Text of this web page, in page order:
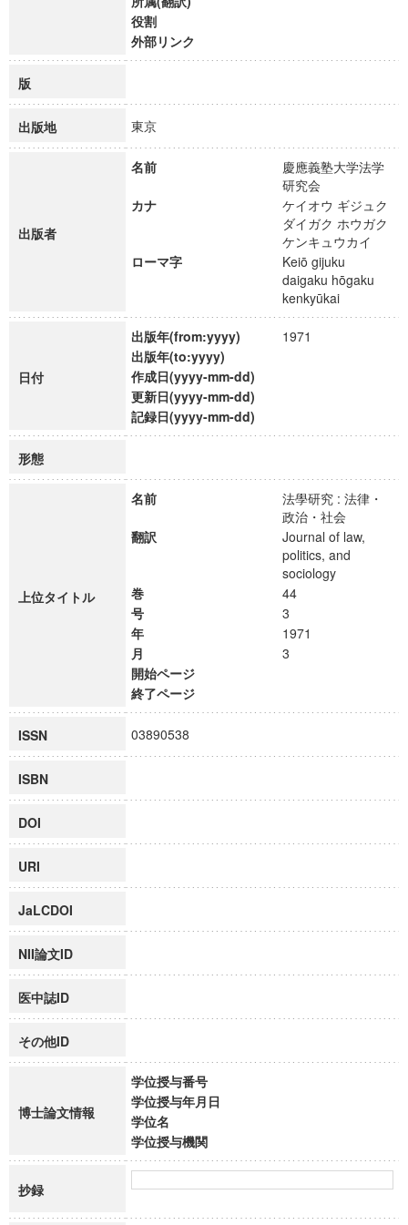
役割
外部リンク
版
出版地 東京
出版者
名前
慶應義塾大学法学
研究会
カナ
ケイオウ ギジュク
ダイガク ホウガク
ケンキュウカイ
ローマ字
Keiō gijuku
daigaku hōgaku
kenkyūkai
日付
出版年(from:yyyy)
1971
出版年(to:yyyy)
作成日(yyyy-mm-dd)
更新日(yyyy-mm-dd)
記録日(yyyy-mm-dd)
形態
上位タイトル
名前
法學研究 : 法律・
政治・社会
翻訳
Journal of law,
politics, and
sociology
巻
44
号
3
年
1971
月
3
開始ページ
終了ページ
ISSN 03890538
ISBN
DOI
URI
JaLCDOI
NII論文ID
医中誌ID
その他ID
博士論文情報
学位授与番号
学位授与年月日
学位名
学位授与機関
抄録